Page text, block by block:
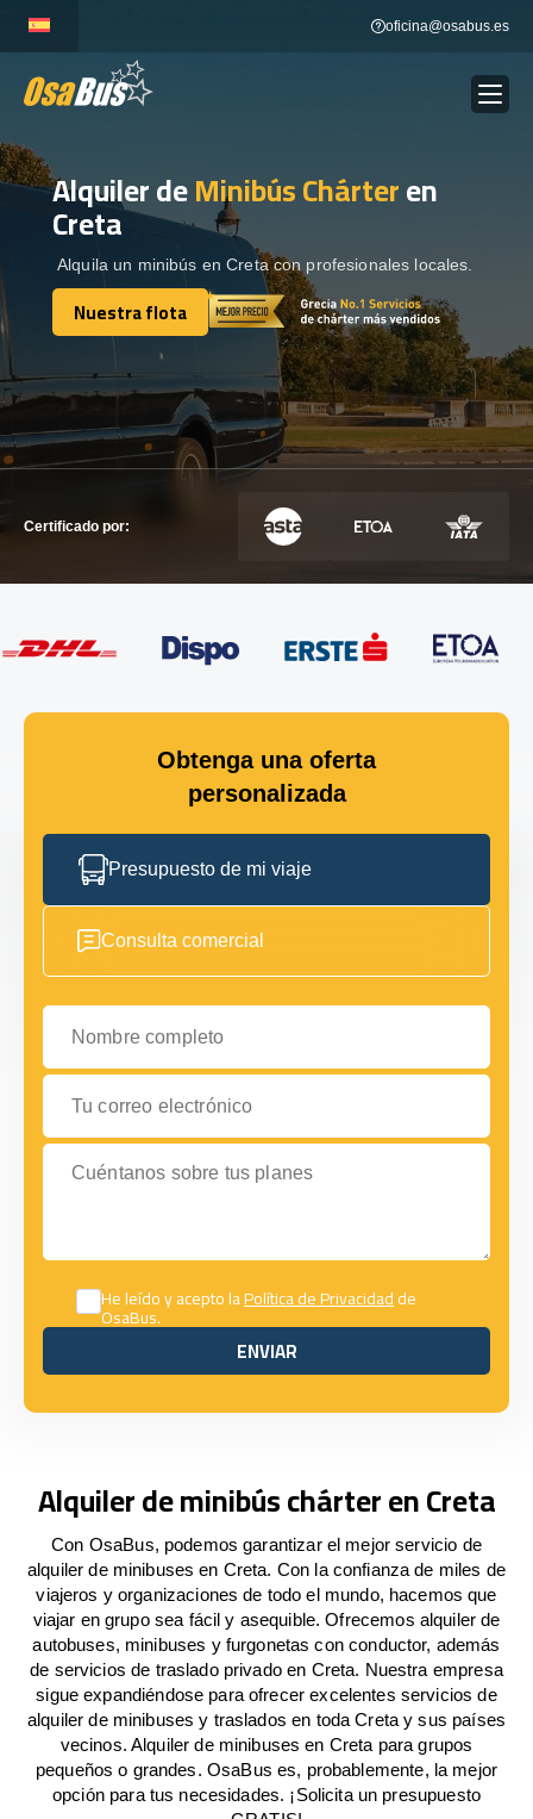
content
oficina@osabus.es
ALQUILER DE AUTOCARES Show dropdown
DESTINOS
RECORRIDAS Show dropdown
Alquiler deMinibús Chárteren
Creta
Alquila un minibús en Creta con profesionales locales.
Nuestra flota
Nuestra flota
Certificado por:
Obtenga una oferta
personalizada
Presupuesto de mi viaje
Consulta comercial
Nombre completo
Tu correo electrónico
Cuéntanos sobre tus planes
He leído y acepto laPolítica de Privacidadde
OsaBus.
ENVIAR
ENVIAR
Alquiler de minibús chárter en Creta
Con OsaBus, podemos garantizar el mejor servicio de
alquiler de minibuses en Creta. Con la confianza de miles de
viajeros y organizaciones de todo el mundo, hacemos que
viajar en grupo sea fácil y asequible. Ofrecemos alquiler de
autobuses, minibuses y furgonetas con conductor, además
de servicios de traslado privado en Creta. Nuestra empresa
sigue expandiéndose para ofrecer excelentes servicios de
alquiler de minibuses y traslados en toda Creta y sus países
vecinos. Alquiler de minibuses en Creta para grupos
pequeños o grandes. OsaBus es, probablemente, la mejor
opción para tus necesidades. ¡Solicita un presupuesto